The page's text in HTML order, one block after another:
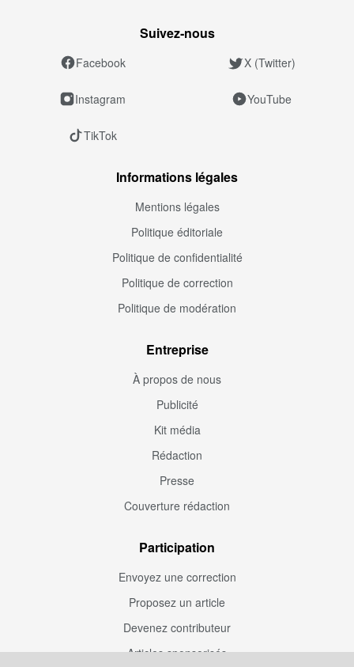
Suivez‑nous
Facebook X (Twitter)
Instagram YouTube
TikTok
Informations légales
Mentions légales
Politique éditoriale
Politique de confidentialité
Politique de correction
Politique de modération
Entreprise
À propos de nous
Publicité
Kit média
Rédaction
Presse
Couverture rédaction
Participation
Envoyez une correction
Proposez un article
Devenez contributeur
Articles sponsorisés